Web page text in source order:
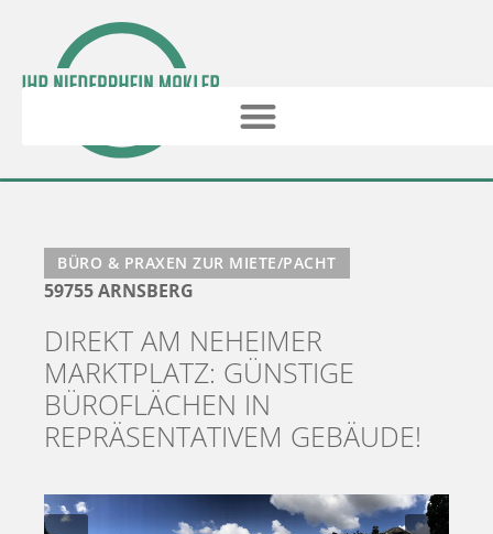
BÜRO & PRAXEN ZUR MIETE/PACHT
59755 ARNSBERG
DIREKT AM NEHEIMER
MARKTPLATZ: GÜNSTIGE
BÜROFLÄCHEN IN
REPRÄSENTATIVEM GEBÄUDE!